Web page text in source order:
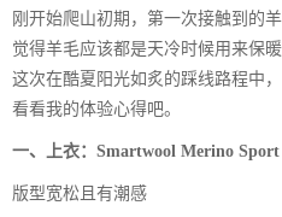
刚开始爬山初期，第一次接触到的
觉得羊毛应该都是天冷时候用来保
这次在酷夏阳光如炙的踩线路程中
看看我的体验心得吧。
一、上衣：Smartwool Merino
版型宽松且有潮感